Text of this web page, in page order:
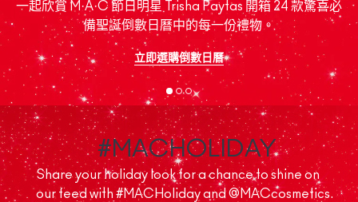
一起欣賞 M·A·C 節日明星 Trisha Paytas 開箱 24 款驚喜必
備聖誕倒數日曆中的每一份禮物。
立即選購倒數日曆